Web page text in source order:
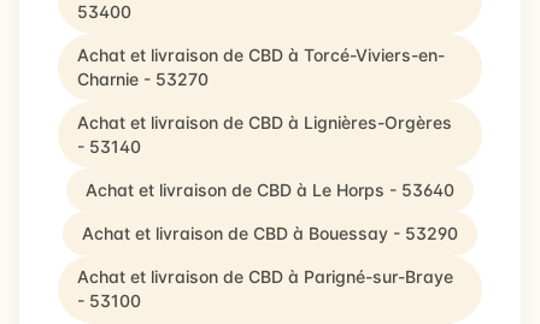
53400
Achat et livraison de CBD à Torcé-Viviers-en-
Charnie - 53270
Achat et livraison de CBD à Lignières-Orgères
- 53140
Achat et livraison de CBD à Le Horps - 53640
Achat et livraison de CBD à Bouessay - 53290
Achat et livraison de CBD à Parigné-sur-Braye
- 53100